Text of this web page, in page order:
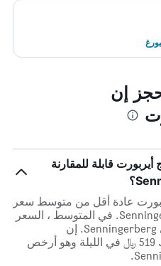
حجز إن
قابلة للمقارنة
عادة أقل من متوسط ​​سعر
فندق مصنف 4 نجوم في Senningerberg. في المتوسط ، السعر
المتوقع هو 499 ﷼ في الليلة في Senningerberg. إن
إتشلكسمبورج أيربورت سيعطيك 519 ﷼ في الليلة وهو أرخص